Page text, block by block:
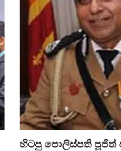
හිටපු පොලිස්පති පූජිත්